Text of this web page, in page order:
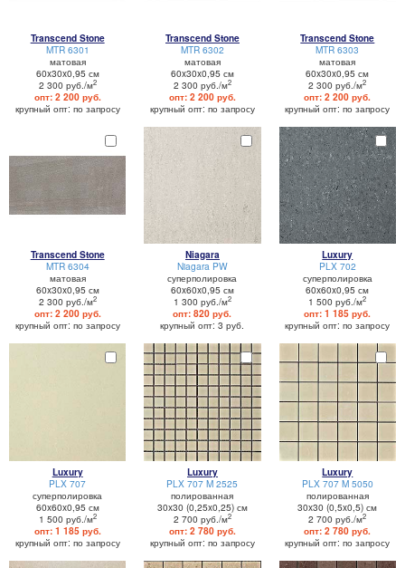
Transcend Stone
MTR 6301
матовая
60x30x0,95 см
2 300 руб./м2
опт: 2 200 руб.
крупный опт: по запросу
Transcend Stone
MTR 6302
матовая
60x30x0,95 см
2 300 руб./м2
опт: 2 200 руб.
крупный опт: по запросу
Transcend Stone
MTR 6303
матовая
60x30x0,95 см
2 300 руб./м2
опт: 2 200 руб.
крупный опт: по запросу
Transcend Stone
MTR 6304
матовая
60x30x0,95 см
2 300 руб./м2
опт: 2 200 руб.
крупный опт: по запросу
Niagara
Niagara PW
суперполировка
60x60x0,95 см
1 300 руб./м2
опт: 820 руб.
крупный опт: 3 руб.
Luxury
PLX 702
суперполировка
60x60x0,95 см
1 500 руб./м2
опт: 1 185 руб.
крупный опт: по запросу
Luxury
PLX 707
суперполировка
60x60x0,95 см
1 500 руб./м2
опт: 1 185 руб.
крупный опт: по запросу
Luxury
PLX 707 M 2525
полированная
30x30 (0,25x0,25) см
2 700 руб./м2
опт: 2 780 руб.
крупный опт: по запросу
Luxury
PLX 707 M 5050
полированная
30x30 (0,5x0,5) см
2 700 руб./м2
опт: 2 780 руб.
крупный опт: по запросу